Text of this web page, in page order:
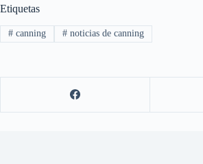
Etiquetas
#canning #noticias de canning